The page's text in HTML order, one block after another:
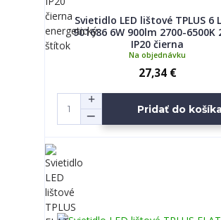
Svietidlo LED lištové TPLUS 6
901686 6W 900lm 2700-6500K
IP20 čierna
27,34 €
Na objednávku
Pridať do